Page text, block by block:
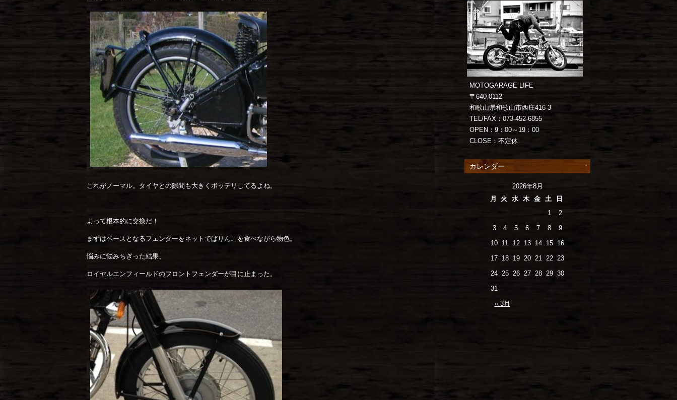
これがノーマル。タイヤとの隙間も大きくボッテリしてるよね。
よって根本的に交換だ！
まずはベースとなるフェンダーをネットでぱりんこを食べながら物色。
悩みに悩みちぎった結果、
ロイヤルエンフィールドのフロントフェンダーが目に止まった。
MOTOGARAGE LIFE
〒640-0112
和歌山県和歌山市西庄416-3
TEL/FAX：073-452-6855
OPEN：9：00～19：00
CLOSE：不定休
カレンダー
2026年8月
月
火 水 木 金 土 日
« 3月
1
2
3
4 5 6 7 8
9
10 11 12 13 14 15
16
17 18 19 20 21 22 23
24 25 26 27 28 29 30
31